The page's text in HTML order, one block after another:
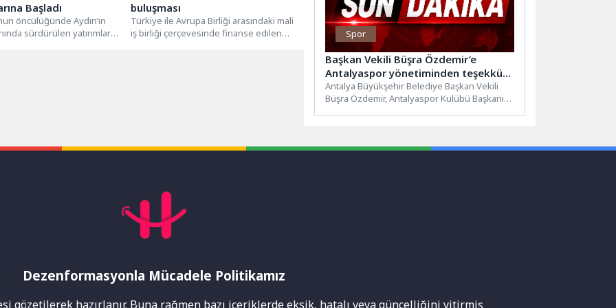
Başladı
öncülüğünde Aydın’ın
sürdürülen yatırımlar
buluşması
Türkiye ile Avrupa Birliği arasındaki mali
iş birliği çerçevesinde finanse edilen
Spor
Başkan Vekili Büşra Özdemir’e
Antalyaspor yönetiminden teşekkür
ziyareti
Antalya Büyükşehir Belediye Başkan Vekili
Büşra Özdemir, Antalyaspor Kulübü Başkanı
Dezenformasyonla Mücadele Politikamız
gözetilerek hazırlanır. Buna rağmen bazı içeriklerde eksik, hatalı veya güncelliğini yitirmiş